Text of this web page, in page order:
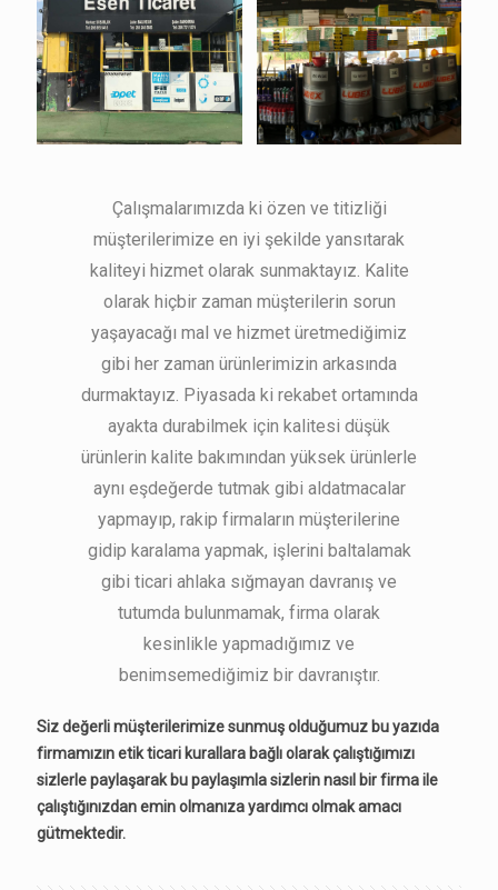
Çalışmalarımızda ki özen ve titizliği
müşterilerimize en iyi şekilde yansıtarak
kaliteyi hizmet olarak sunmaktayız. Kalite
olarak hiçbir zaman müşterilerin sorun
yaşayacağı mal ve hizmet üretmediğimiz
gibi her zaman ürünlerimizin arkasında
durmaktayız. Piyasada ki rekabet ortamında
ayakta durabilmek için kalitesi düşük
ürünlerin kalite bakımından yüksek ürünlerle
aynı eşdeğerde tutmak gibi aldatmacalar
yapmayıp, rakip firmaların müşterilerine
gidip karalama yapmak, işlerini baltalamak
gibi ticari ahlaka sığmayan davranış ve
tutumda bulunmamak, firma olarak
kesinlikle yapmadığımız ve
benimsemediğimiz bir davranıştır.
Siz değerli müşterilerimize sunmuş olduğumuz bu yazıda
firmamızın etik ticari kurallara bağlı olarak çalıştığımızı
sizlerle paylaşarak bu paylaşımla sizlerin nasıl bir firma ile
çalıştığınızdan emin olmanıza yardımcı olmak amacı
gütmektedir.